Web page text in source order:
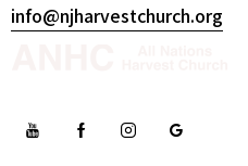
info@njharvestchurch.org